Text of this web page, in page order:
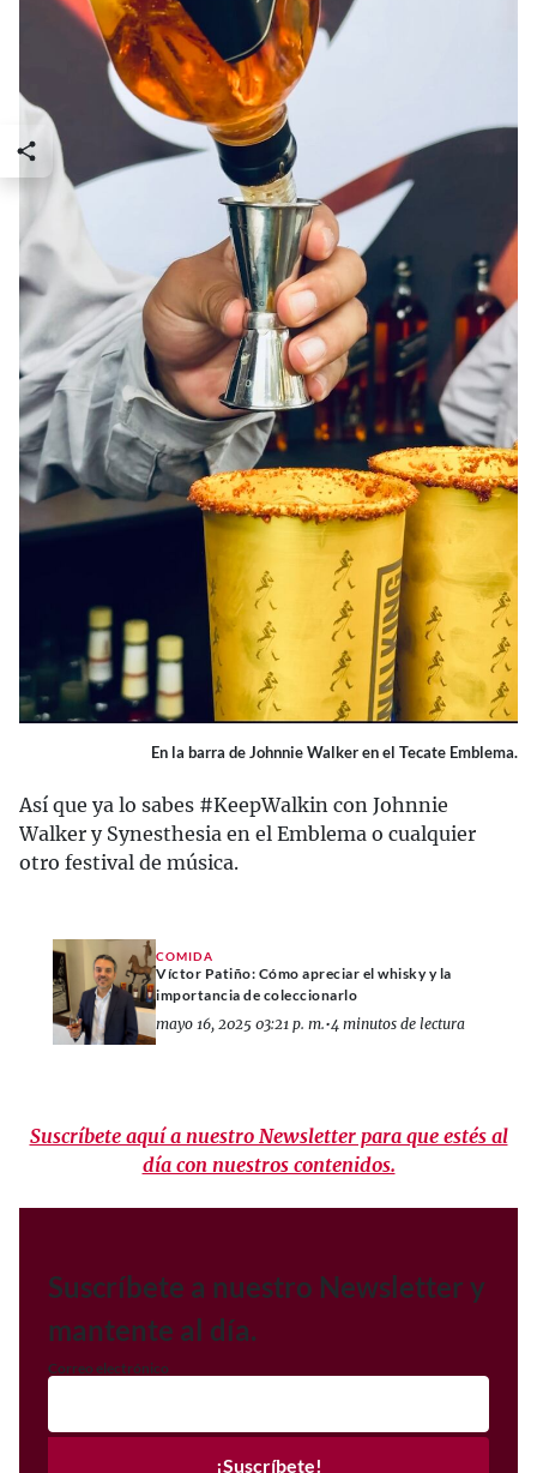
En la barra de Johnnie Walker en el Tecate Emblema.
Así que ya lo sabes #KeepWalkin con Johnnie
Walker y Synesthesia en el Emblema o cualquier
otro festival de música.
COMIDA
Víctor Patiño: Cómo apreciar el whisky y la
importancia de coleccionarlo
mayo 16, 2025 03:21 p. m.•4 minutos de lectura
Suscríbete aquí a nuestro Newsletter para que estés al
día con nuestros contenidos.
Suscríbete a nuestro Newsletter y
mantente al día.
Correo electrónico
¡Suscríbete!